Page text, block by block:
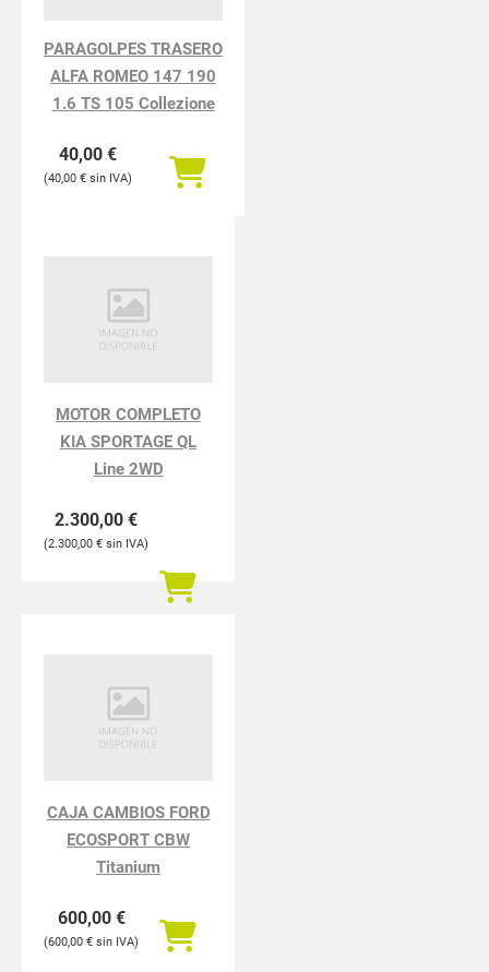
PARAGOLPES TRASERO
ALFA ROMEO 147 190
1.6 TS 105 Collezione
40,00 €
40,00 €
MOTOR COMPLETO
KIA SPORTAGE QL
Line 2WD
2.300,00 €
2.300,00 €
CAJA CAMBIOS FORD
ECOSPORT CBW
Titanium
600,00 €
600,00 €